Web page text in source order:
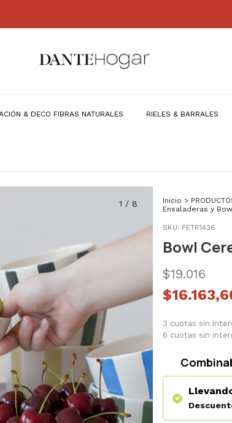
& DECO FIBRAS NATURALES RIELES & BARRALES
1 / 8 Inicio >
Ensaladeras y
SKU: PETR1436
Bowl
$19.016
3 cuotas sin
6 cuotas sin